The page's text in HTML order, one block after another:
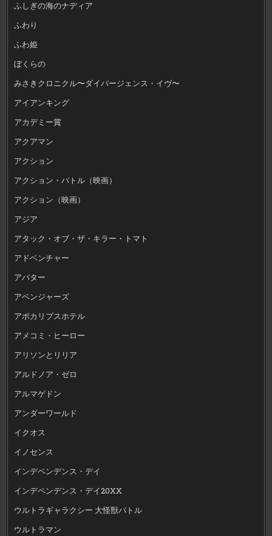
ふしぎの海のナディア
ふわり
ふわ姫
ぼくらの
みさきクロニクル〜ダイバージェンス・イヴ〜
アイアンキング
アカデミー賞
アクアマン
アクション
アクション・バトル（映画）
アクション（映画）
アジア
アタック・オブ・ザ・キラー・トマト
アドベンチャー
アバター
アベンジャーズ
アポカリプスホテル
アメコミ・ヒーロー
アリソンとリリア
アルドノア・ゼロ
アルマゲドン
アンダーワールド
イクオス
イノセンス
インデペンデンス・デイ
インデペンデンス・デイ20XX
ウルトラギャラクシー 大怪獣バトル
ウルトラマン